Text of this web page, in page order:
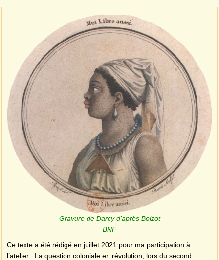
Gravure de Darcy d’après Boizot
BNF
Ce texte a été rédigé en juillet 2021 pour ma participation à
l’atelier : La question coloniale en révolution, lors du second